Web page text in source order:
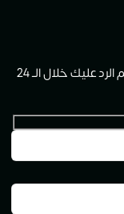
يمكنك ارسال طلبك لنا من النموذج ادناة وسيتم الرد عليك خلال الــ 24